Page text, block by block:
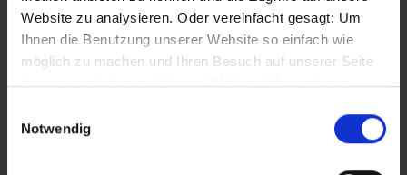
Website zu analysieren. Oder vereinfacht gesagt: Um
Ihnen die Benutzung unserer Website so einfach wie
möglich zu machen und Ihren Besuch auf unserer Seite
besser verstehen zu können. Weitere Informationen
Notwendig
Auf lange Sicht betrachtet
Schon mancher hat bei Saliter seinen Weg über
Jahre vom Azubi zum Produktionsleiter gemacht.
Wie kommt es, dass hier so viele so lange so
glücklich mit ihrem Arbeitsplatz sind? Dafür gibt